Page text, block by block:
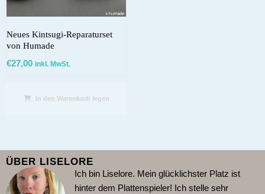
Neues Kintsugi-Reparaturset
von Humade
€27,00 inkl. MwSt.
In den Warenkorb legen
ÜBER LISELORE
Ich bin Liselore. Mein glücklichster Platz ist
hinter dem Plattenspieler! Ich stelle sehr